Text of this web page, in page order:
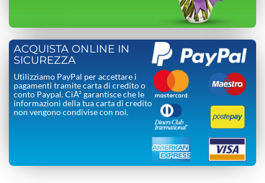
ACQUISTA ONLINE IN
SICUREZZA
Utilizziamo PayPal per accettare i
pagamenti tramite carta di credito o
conto Paypal. CiÃ² garantisce che le
informazioni della tua carta di credito
non vengono condivise con noi.